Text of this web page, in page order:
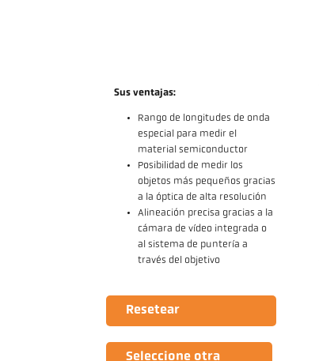
Sus ventajas:
Rango de longitudes de onda
especial para medir el
material semiconductor
Posibilidad de medir los
objetos más pequeños gracias
a la óptica de alta resolución
Alineación precisa gracias a la
cámara de vídeo integrada o
al sistema de puntería a
través del objetivo
Resetear
Seleccione otra